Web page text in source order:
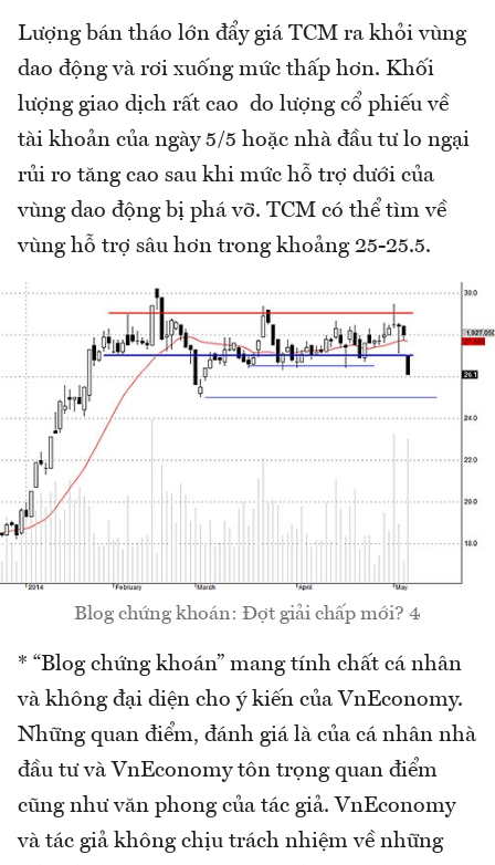
Lượng bán tháo lớn đẩy giá TCM ra khỏi vùng
dao động và rơi xuống mức thấp hơn. Khối
lượng giao dịch rất cao do lượng cổ phiếu về
tài khoản của ngày 5/5 hoặc nhà đầu tư lo ngại
rủi ro tăng cao sau khi mức hỗ trợ dưới của
vùng dao động bị phá vỡ. TCM có thể tìm về
vùng hỗ trợ sâu hơn trong khoảng 25-25.5.
Blog chứng khoán: Đợt giải chấp mới? 4
* “Blog chứng khoán” mang tính chất cá nhân
và không đại diện cho ý kiến của VnEconomy.
Những quan điểm, đánh giá là của cá nhân nhà
đầu tư và VnEconomy tôn trọng quan điểm
cũng như văn phong của tác giả. VnEconomy
và tác giả không chịu trách nhiệm về những